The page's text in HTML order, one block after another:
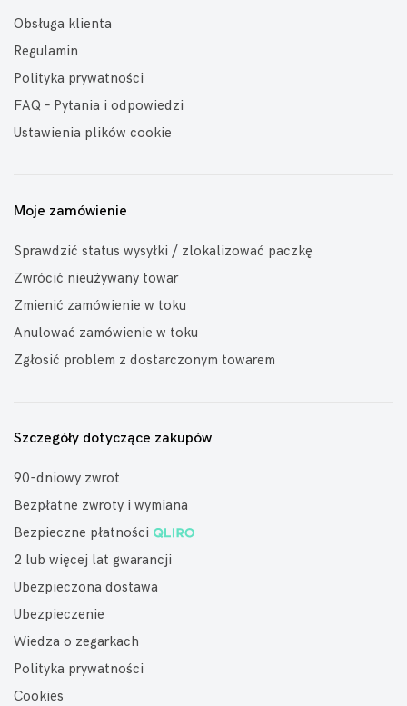
Obsługa klienta
Regulamin
Polityka prywatności
FAQ – Pytania i odpowiedzi
Ustawienia plików cookie
Moje zamówienie
Sprawdzić status wysyłki / zlokalizować paczkę
Zwrócić nieużywany towar
Zmienić zamówienie w toku
Anulować zamówienie w toku
Zgłosić problem z dostarczonym towarem
Szczegóły dotyczące zakupów
90-dniowy zwrot
Bezpłatne zwroty i wymiana
Bezpieczne płatności
2 lub więcej lat gwarancji
Ubezpieczona dostawa
Ubezpieczenie
Wiedza o zegarkach
Polityka prywatności
Cookies